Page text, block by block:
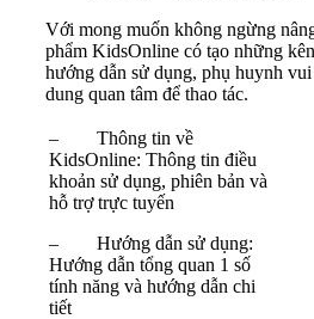
Với mong muốn không ngừng
phẩm KidsOnline có tạo những
hướng dẫn sử dụng, phụ huynh
dung quan tâm để thao tác.
– Thông tin về
KidsOnline: Thông tin điều
khoản sử dụng, phiên bản và
hỗ trợ trực tuyến
– Hướng dẫn sử dụng:
Hướng dẫn tổng quan 1 số
tính năng và hướng dẫn chi
tiết